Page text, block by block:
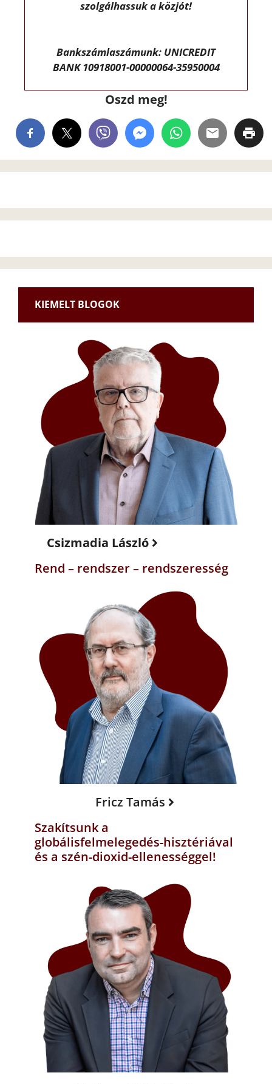
szolgálhassuk a közjót!
Bankszámlaszámunk: UNICREDIT
BANK 10918001-00000064-35950004
Oszd meg!
KIEMELT BLOGOK
Csizmadia László
Rend – rendszer – rendszeresség
Fricz Tamás
Szakítsunk a
globálisfelmelegedés-hisztériával
és a szén-dioxid-ellenességgel!